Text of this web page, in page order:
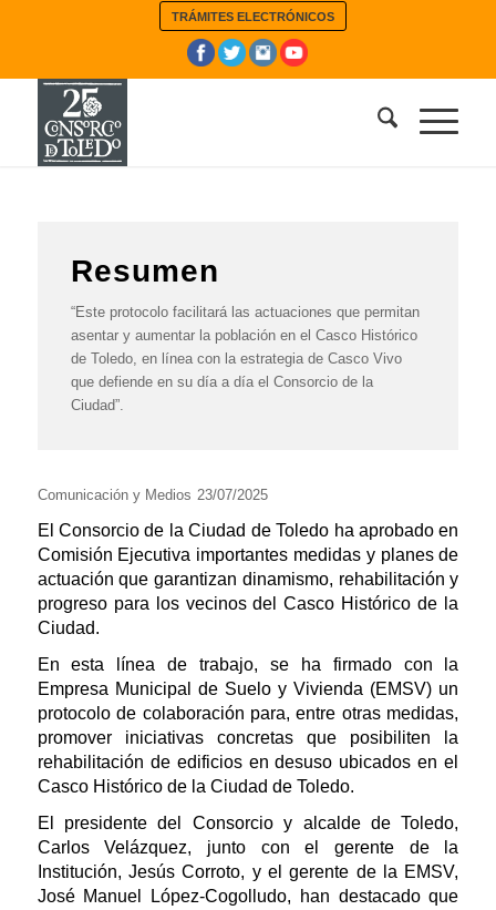
TRÁMITES ELECTRÓNICOS
Resumen
“Este protocolo facilitará las actuaciones que permitan
asentar y aumentar la población en el Casco Histórico
de Toledo, en línea con la estrategia de Casco Vivo
que defiende en su día a día el Consorcio de la
Ciudad”.
Comunicación y Medios 23/07/2025
El Consorcio de la Ciudad de Toledo ha aprobado en
Comisión Ejecutiva importantes medidas y planes de
actuación que garantizan dinamismo, rehabilitación y
progreso para los vecinos del Casco Histórico de la
Ciudad.
En esta línea de trabajo, se ha firmado con la
Empresa Municipal de Suelo y Vivienda (EMSV) un
protocolo de colaboración para, entre otras medidas,
promover iniciativas concretas que posibiliten la
rehabilitación de edificios en desuso ubicados en el
Casco Histórico de la Ciudad de Toledo.
El presidente del Consorcio y alcalde de Toledo,
Carlos Velázquez, junto con el gerente de la
Institución, Jesús Corroto, y el gerente de la EMSV,
José Manuel López-Cogolludo, han destacado que